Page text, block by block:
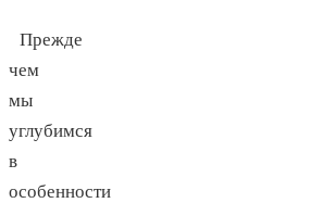
Прежде
чем
мы
углубимся
в
особенности